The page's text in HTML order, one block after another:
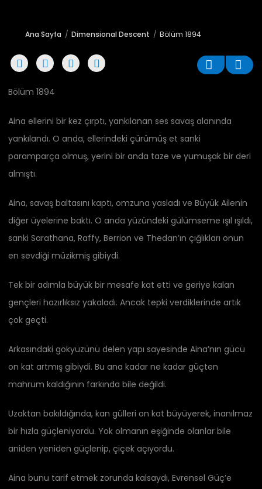
Ana Sayfa Dimensional Descent Bölüm 1894
Bölüm 1894
Aina ellerini bir kez çırptı, yankılanan ses savaş alanında
yankılandı. O anda, ellerindeki çürümüş et sanki
paramparça olmuş, yerini bir anda taze ve yumuşak bir deri
almıştı.
Aina, savaş baltasını kaptı, omzuna yasladı ve Büyük Ailenin
diğer üyelerine baktı. O anda yüzündeki gülümseme ışıl ışıldı,
sanki Sarathana, Raffy, Berrion ve Thedan’ın çığlıkları onun
en sevdiği müzikmiş gibiydi.
Tek bir adımla büyük bir mesafe kat etti ve geriye kalan
gençleri hazırlıksız yakaladı. Ancak tepki verdiklerinde artık
çok geçti.
Arkasındaki gökyüzünü delen yapı sayesinde Aina’nın gücü
on kat artmış gibiydi. Bu ana kadar ne kadar güçten
mahrum kaldığının farkında bile değildi.
Uzaktan bakıldığında, kan gülleri on kat büyüyerek, inanılmaz
bir hızla güçleniyordu. Yok olmanın eşiğinde olanlar bile
aniden yeniden güçlenip, çiçek açıyordu.
Aina bunu tarif etmek zorunda kalsaydı, Evrensel Güç’e